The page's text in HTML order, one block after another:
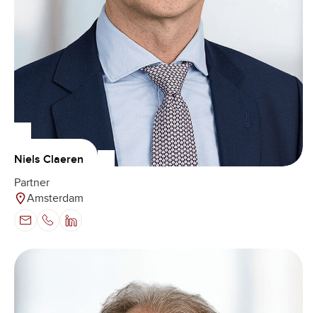
Niels Claeren
Partner
Amsterdam